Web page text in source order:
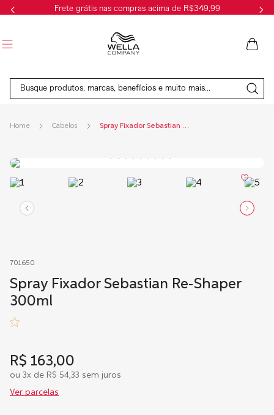
Frete grátis nas compras acima de R$349,99
Busque produtos, marcas, benefícios e muito mais...
Cabelos Spray Fixador Sebastian Re-Shaper 300ml
701650
Spray Fixador Sebastian Re-Shaper
300ml
R$ 163,00
ou 3x de R$ 54,33 sem juros
Ver parcelas